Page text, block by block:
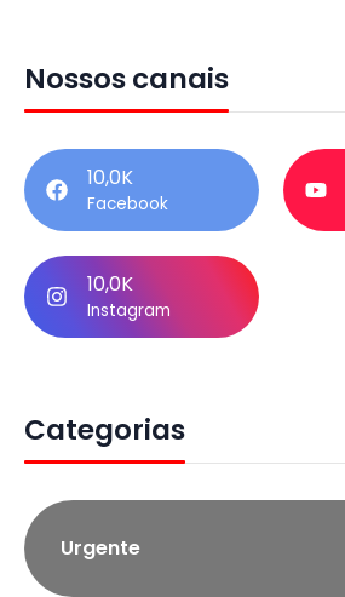
Nossos canais
10,0K
Facebook
10,0K
Instagram
Categorias
Urgente